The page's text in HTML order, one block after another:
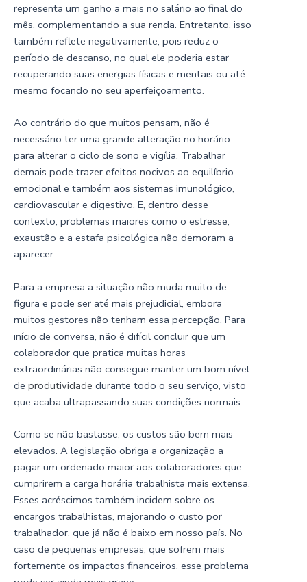
representa um ganho a mais no salário ao final do
mês, complementando a sua renda. Entretanto, isso
também reflete negativamente, pois reduz o
período de descanso, no qual ele poderia estar
recuperando suas energias físicas e mentais ou até
mesmo focando no seu aperfeiçoamento.
Ao contrário do que muitos pensam, não é
necessário ter uma grande alteração no horário
para alterar o ciclo de sono e vigília. Trabalhar
demais pode trazer efeitos nocivos ao equilíbrio
emocional e também aos sistemas imunológico,
cardiovascular e digestivo. E, dentro desse
contexto, problemas maiores como o estresse,
exaustão e a estafa psicológica não demoram a
aparecer.
Para a empresa a situação não muda muito de
figura e pode ser até mais prejudicial, embora
muitos gestores não tenham essa percepção. Para
início de conversa, não é difícil concluir que um
colaborador que pratica muitas horas
extraordinárias não consegue manter um bom nível
de produtividade durante todo o seu serviço, visto
que acaba ultrapassando suas condições normais.
Como se não bastasse, os custos são bem mais
elevados. A legislação obriga a organização a
pagar um ordenado maior aos colaboradores que
cumprirem a carga horária trabalhista mais extensa.
Esses acréscimos também incidem sobre os
encargos trabalhistas, majorando o custo por
trabalhador, que já não é baixo em nosso país. No
caso de pequenas empresas, que sofrem mais
fortemente os impactos financeiros, esse problema